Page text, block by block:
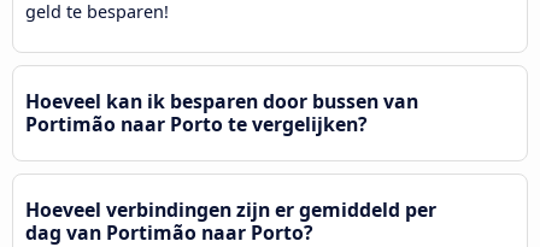
geld te besparen!
Hoeveel kan ik besparen door bussen van
Portimão naar Porto te vergelijken?
Hoeveel verbindingen zijn er gemiddeld per
dag van Portimão naar Porto?